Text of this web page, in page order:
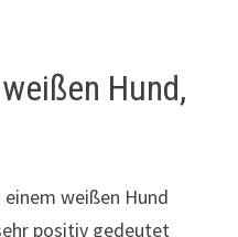
Hund,
weißen Hund
positiv gedeutet